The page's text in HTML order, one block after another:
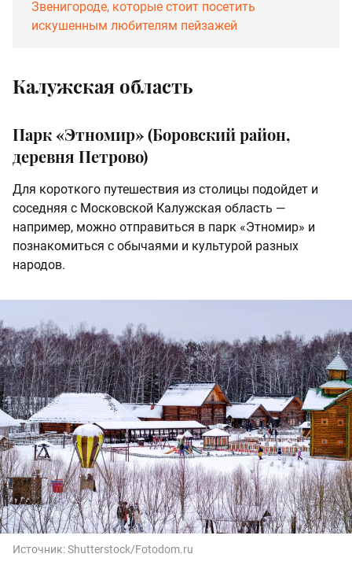
Звенигороде, которые стоит посетить
искушенным любителям пейзажей
Калужская область
Парк «Этномир» (Боровский район,
деревня Петрово)
Для короткого путешествия из столицы подойдет и
соседняя с Московской Калужская область —
например, можно отправиться в парк «Этномир» и
познакомиться с обычаями и культурой разных
народов.
Источник:Shutterstock/Fotodom.ru